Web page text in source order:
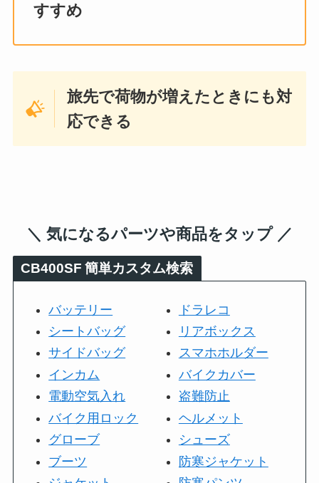
すすめ
旅先で荷物が増えたときにも対
応できる
＼ 気になるパーツや商品をタップ ／
CB400SF 簡単カスタム検索
バッテリー
シートバッグ
サイドバッグ
インカム
電動空気入れ
バイク用ロック
グローブ
ブーツ
ドラレコ
リアボックス
スマホホルダー
バイクカバー
盗難防止
ヘルメット
シューズ
防寒ジャケット